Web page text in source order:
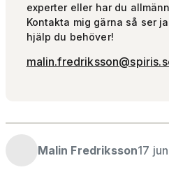
experter eller har du
Kontakta mig gärna så ser
hjälp du behöver!
Malin Fredriksson17